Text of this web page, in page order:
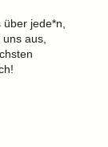
jede*n,
aus,